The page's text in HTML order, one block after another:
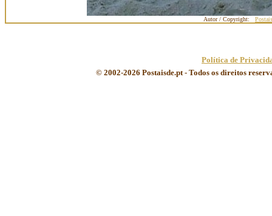
Autor / Copyright:
Política de
© 2002-2026 Postaisde.pt - Todos os direitos